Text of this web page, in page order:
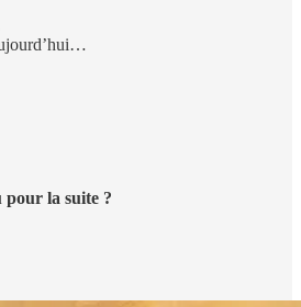
pour la suite ?